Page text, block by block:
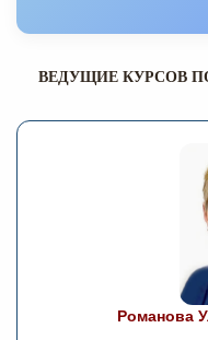
ВЕДУЩИЕ КУРСОВ
Романова